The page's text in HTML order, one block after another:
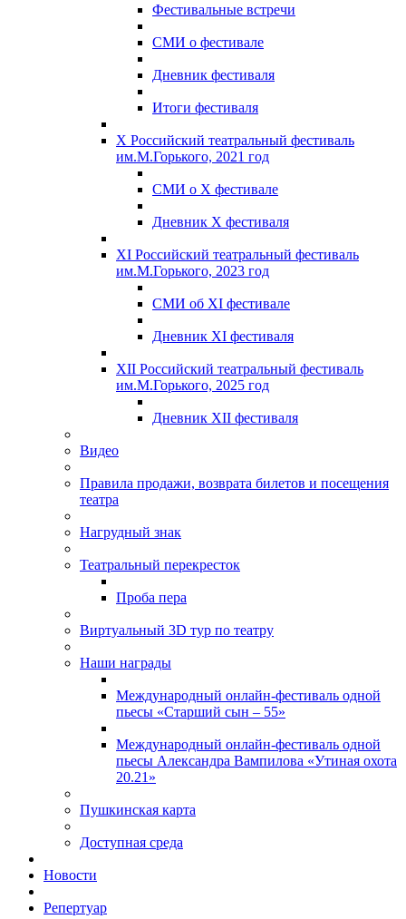
Фестивальные встречи
СМИ о фестивале
Дневник фестиваля
Итоги фестиваля
X Российский театральный фестиваль
им.М.Горького, 2021 год
СМИ о X фестивале
Дневник X фестиваля
XI Российский театральный фестиваль
им.М.Горького, 2023 год
СМИ об XI фестивале
Дневник XI фестиваля
XII Российский театральный фестиваль
им.М.Горького, 2025 год
Дневник XII фестиваля
Видео
Правила продажи, возврата билетов и посещения
театра
Нагрудный знак
Театральный перекресток
Проба пера
Виртуальный 3D тур по театру
Наши награды
Международный онлайн-фестиваль одной
пьесы «Старший сын – 55»
Международный онлайн-фестиваль одной
пьесы Александра Вампилова «Утиная охота
20.21»
Пушкинская карта
Доступная среда
Новости
Репертуар